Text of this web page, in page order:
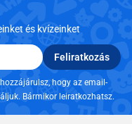
és kvízeinket
Feliratkozás
hogy az email-
Bármikor leiratkozhatsz.